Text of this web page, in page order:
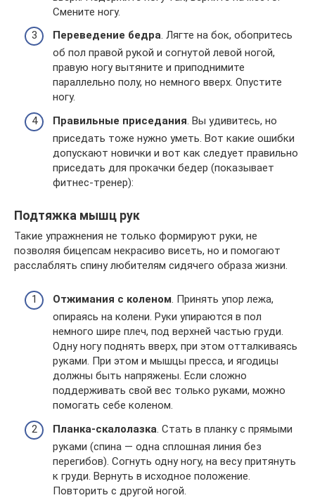
Смените ногу.
Переведение бедра. Лягте на бок, обопритесь
об пол правой рукой и согнутой левой ногой,
правую ногу вытяните и приподнимите
параллельно полу, но немного вверх. Опустите
ногу.
Правильные приседания. Вы удивитесь, но
приседать тоже нужно уметь. Вот какие ошибки
допускают новички и вот как следует правильно
приседать для прокачки бедер (показывает
фитнес-тренер):
Подтяжка мышц рук
Такие упражнения не только формируют руки, не
позволяя бицепсам некрасиво висеть, но и помогают
расслаблять спину любителям сидячего образа жизни.
Отжимания с коленом. Принять упор лежа,
опираясь на колени. Руки упираются в пол
немного шире плеч, под верхней частью груди.
Одну ногу поднять вверх, при этом отталкиваясь
руками. При этом и мышцы пресса, и ягодицы
должны быть напряжены. Если сложно
поддерживать свой вес только руками, можно
помогать себе коленом.
Планка-скалолазка. Стать в планку с прямыми
руками (спина — одна сплошная линия без
перегибов). Согнуть одну ногу, на весу притянуть
к груди. Вернуть в исходное положение.
Повторить с другой ногой.